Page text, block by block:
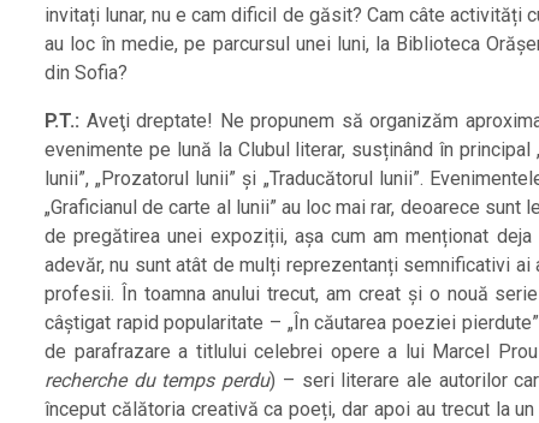
invitați lunar, nu e cam dificil de găsit? Cam câte activități
au loc în medie, pe parcursul unei luni, la Biblioteca
din Sofia?
P.T.: Aveţi dreptate! Ne propunem să organizăm
evenimente pe lună la Clubul literar, susținând în principal
lunii”, „Prozatorul lunii” și „Traducătorul lunii”.
„Graficianul de carte al lunii” au loc mai rar, deoarece sunt
de pregătirea unei expoziții, așa cum am menționat deja
adevăr, nu sunt atât de mulți reprezentanți semnificativi ai
profesii. În toamna anului trecut, am creat și o nouă
câștigat rapid popularitate – „În căutarea poeziei
de parafrazare a titlului celebrei opere a lui Marcel
recherche du temps perdu) – seri literare ale autorilor
început călătoria creativă ca poeți, dar apoi au trecut la